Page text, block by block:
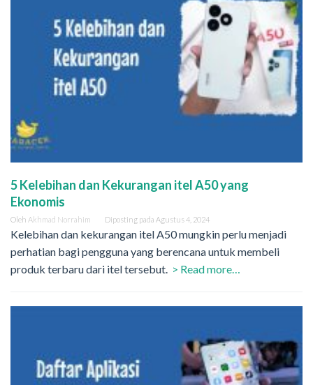
5 Kelebihan dan Kekurangan itel A50 yang
Ekonomis
Oleh Akhmad Norrahim Diposting pada Agustus 4, 2024
Kelebihan dan kekurangan itel A50 mungkin perlu menjadi
perhatian bagi pengguna yang berencana untuk membeli
produk terbaru dari itel tersebut. > Read more…